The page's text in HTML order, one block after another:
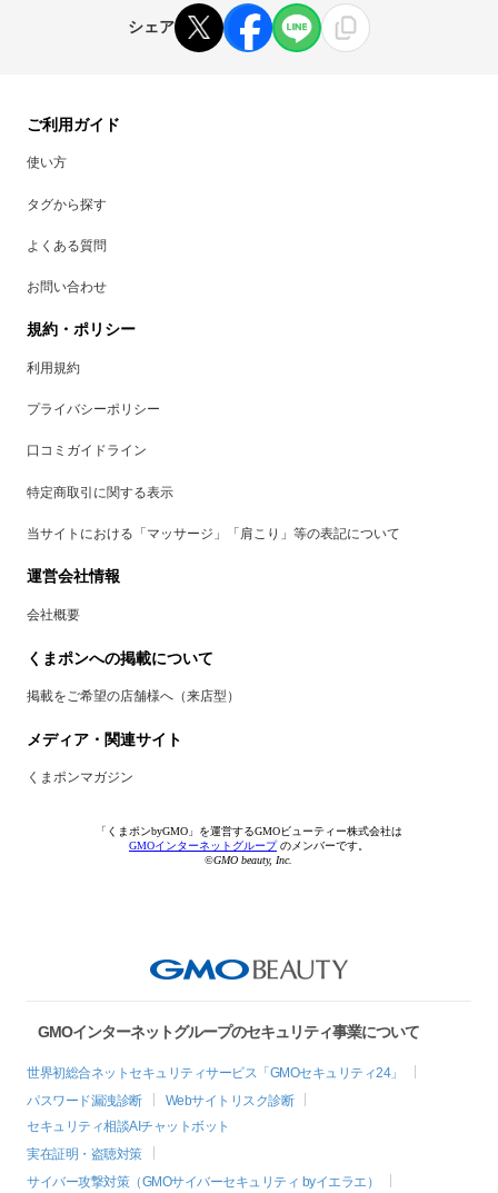
シェア
ご利用ガイド
使い方
タグから探す
よくある質問
お問い合わせ
規約・ポリシー
利用規約
プライバシーポリシー
口コミガイドライン
特定商取引に関する表示
当サイトにおける「マッサージ」「肩こり」等の表記について
運営会社情報
会社概要
くまポンへの掲載について
掲載をご希望の店舗様へ（来店型）
メディア・関連サイト
くまポンマガジン
「くまポンbyGMO」を運営するGMOビューティー株式会社は
GMOインターネットグループのメンバーです。
©GMO beauty, Inc.
GMOインターネットグループのセキュリティ事業について
世界初総合ネットセキュリティサービス「GMOセキュリティ24」
パスワード漏洩診断
Webサイトリスク診断
セキュリティ相談AIチャットボット
実在証明・盗聴対策
サイバー攻撃対策（GMOサイバーセキュリティ byイエラエ）